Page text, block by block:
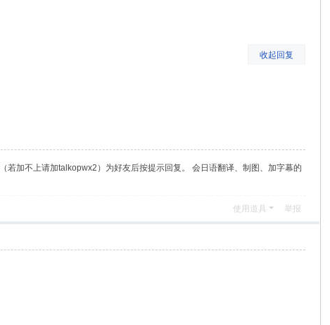
收起回复
加不上请加talkopwx2）为好友后按提示回复。 会日语翻译、制图、加字幕的
使用道具 举报